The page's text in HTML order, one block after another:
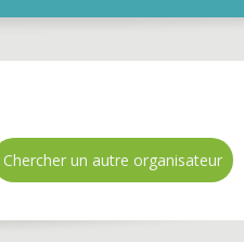
Chercher un autre organisateur